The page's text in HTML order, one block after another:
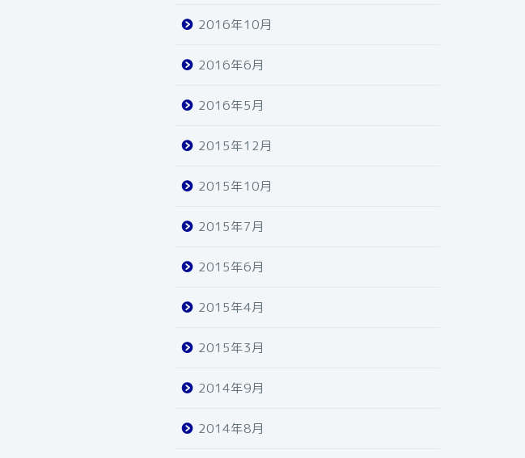
2016年10月
2016年6月
2016年5月
2015年12月
2015年10月
2015年7月
2015年6月
2015年4月
2015年3月
2014年9月
2014年8月